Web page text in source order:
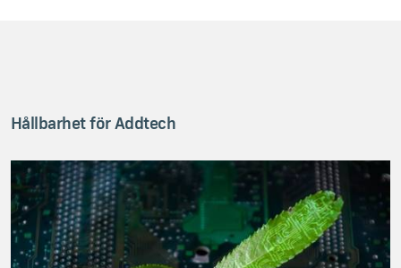
Hållbarhet för Addtech